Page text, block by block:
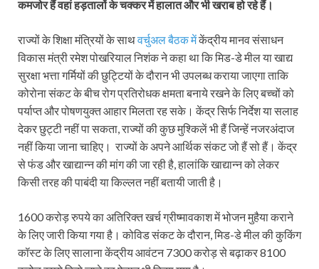
कमजोर हैं वहां हड़तालों के चक्कर में हालात और भी खराब हो रहे हैं।
राज्यों के शिक्षा मंत्रियों के साथवर्चुअल बैठक मेंकेंद्रीय मानव संसाधन
विकास मंत्री रमेश पोखरियाल निशंक ने कहा था कि मिड-डे मील या खाद्य
सुरक्षा भत्ता गर्मियों की छुट्टियों के दौरान भी उपलब्ध कराया जाएगा ताकि
कोरोना संकट के बीच रोग प्रतिरोधक क्षमता बनाये रखने के लिए बच्चों को
पर्याप्त और पोषणयुक्त आहार मिलता रह सके। केंद्र सिर्फ निर्देश या सलाह
देकर छुट्टी नहीं पा सकता, राज्यों की कुछ मुश्किलें भी हैं जिन्हें नजरअंदाज
नहीं किया जाना चाहिए। राज्यों के अपने आर्थिक संकट जो हैं सो हैं। केंद्र
से फंड और खाद्यान्न की मांग की जा रही है, हालांकि खाद्यान्न को लेकर
किसी तरह की पाबंदी या किल्लत नहीं बतायी जाती है।
1600 करोड़ रुपये का अतिरिक्त खर्च ग्रीष्मावकाश में भोजन मुहैया कराने
के लिए जारी किया गया है। कोविड संकट के दौरान, मिड-डे मील की कुकिंग
कॉस्ट के लिए सालाना केंद्रीय आवंटन 7300 करोड़ से बढ़ाकर 8100